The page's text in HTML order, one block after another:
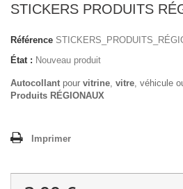
STICKERS PRODUITS
Référence
État : Nouveau produit
Autocollant pour vitrine, vitre, véhicule
Produits RÉGIONAUX
Imprimer